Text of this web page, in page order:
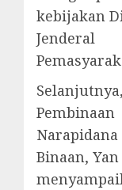
kebijakan
Jenderal
Pembinaan
Binaan,